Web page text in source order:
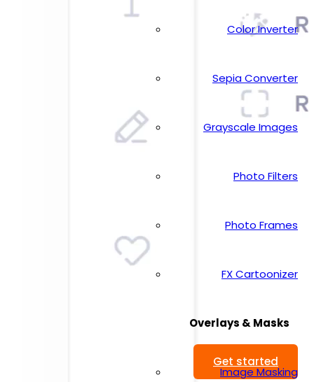
Color Inverter
Sepia Converter
Grayscale Images
Photo Filters
Photo Frames
FX Cartoonizer
Overlays & Masks
Image Masking
Get started